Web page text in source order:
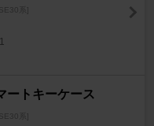
系]
1
ートキーケース
系]